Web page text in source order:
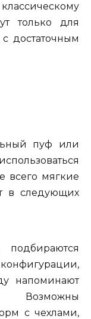
только для
достаточным
пуф или
всего мягкие
в следующих
подбираются
напоминают
Возможны
с чехлами,